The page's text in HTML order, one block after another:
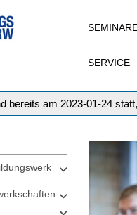
SERVICE
bereits am 2023-01-24